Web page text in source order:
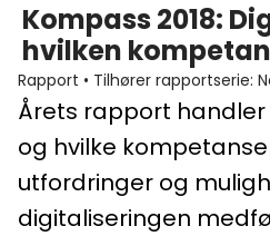
Kompass 2018:
hvilken
Rapport • Tilhører rapportserie:
Årets rapport
og hvilke
utfordringer og
digitaliseringen